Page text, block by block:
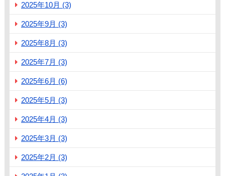
2025年10月 (3)
2025年9月 (3)
2025年8月 (3)
2025年7月 (3)
2025年6月 (6)
2025年5月 (3)
2025年4月 (3)
2025年3月 (3)
2025年2月 (3)